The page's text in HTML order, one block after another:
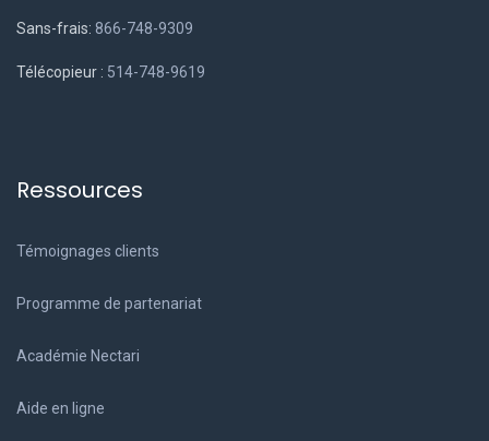
Sans-frais: 866-748-9309
Télécopieur : 514-748-9619
Ressources
Témoignages clients
Programme de partenariat
Académie Nectari
Aide en ligne